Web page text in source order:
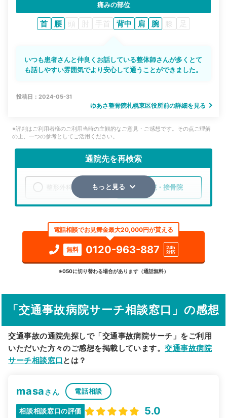
痛みの部位
首 腰 頭 肘 手首 背中 肩 腕 膝 足
いつも患者さんと仲良くお話している整体師さんが多くとて
も話しやすい雰囲気でより安心して通うことができました。
投稿日：2024-05-31
ゆあさ整骨院札幌東区役所前の詳細を見る
※評判はご利用者様のご利用当時の主観的なご意見・ご感想です。その点ご理解
の上、一つの参考としてご活用ください。
通院先を再検索
整形外科 整骨院・接骨院
検索する
詳細条件で絞り込む
駅から探す 院名から探す
もっと見る
電話相談でお見舞金最大20,000円が貰える
無料 0120-963-887
24h
対応
※050に切り替わる場合があります（通話無料）
「交通事故病院サーチ相談窓口」の感想
交通事故の通院先探しで「交通事故病院サーチ」をご利用
いただいた方々のご感想を掲載しています。交通事故病院
サーチ相談窓口 とは？
masaさん 電話相談
相談相談窓口の評価 5.0